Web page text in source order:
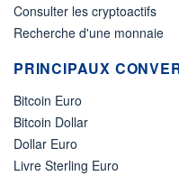
Consulter les cryptoactifs
Recherche d'une monnaie
PRINCIPAUX
Bitcoin Euro
Bitcoin Dollar
Dollar Euro
Livre Sterling Euro